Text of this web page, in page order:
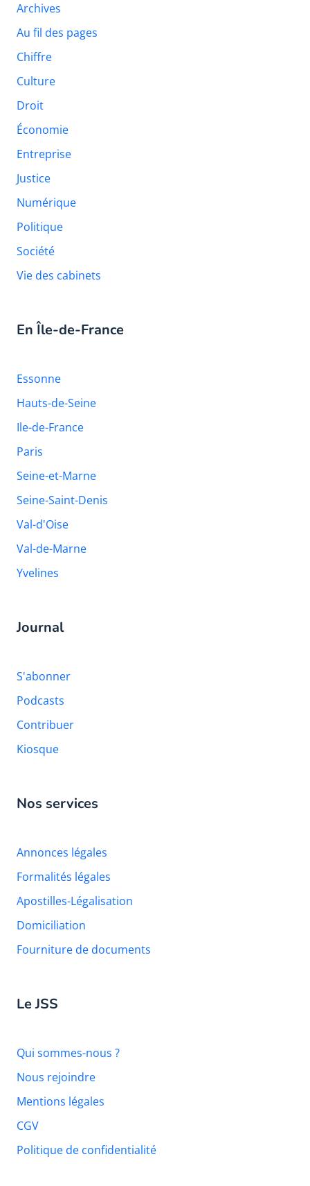
Archives
Au fil des pages
Chiffre
Culture
Droit
Économie
Entreprise
Justice
Numérique
Politique
Société
Vie des cabinets
En Île-de-France
Essonne
Hauts-de-Seine
Ile-de-France
Paris
Seine-et-Marne
Seine-Saint-Denis
Val-d'Oise
Val-de-Marne
Yvelines
Journal
S'abonner
Podcasts
Contribuer
Kiosque
Nos services
Annonces légales
Formalités légales
Apostilles-Légalisation
Domiciliation
Fourniture de documents
Le JSS
Qui sommes-nous ?
Nous rejoindre
Mentions légales
CGV
Politique de confidentialité